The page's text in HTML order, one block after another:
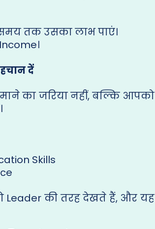
तक उसका लाभ पाएं।
दें
का जरिया नहीं, बल्कि आपको
Skills
की तरह देखते हैं, और यह